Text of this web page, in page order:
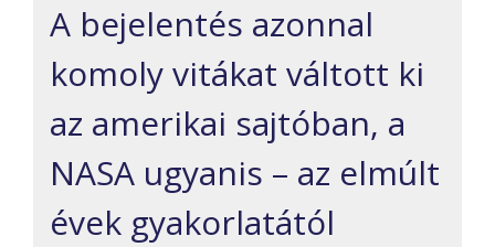
A bejelentés azonnal
komoly vitákat váltott ki
az amerikai sajtóban, a
NASA ugyanis – az elmúlt
évek gyakorlatától